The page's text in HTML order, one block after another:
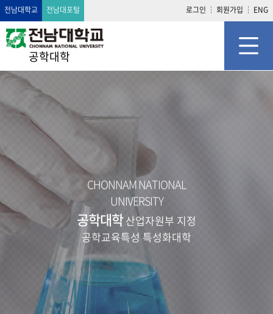
전남대학교 전남대포털 로그인 회원가입 ENG
공학대학
CHONNAM NATIONAL
UNIVERSITY
공학대학산업자원부 지정
공학교육특성 특성화대학